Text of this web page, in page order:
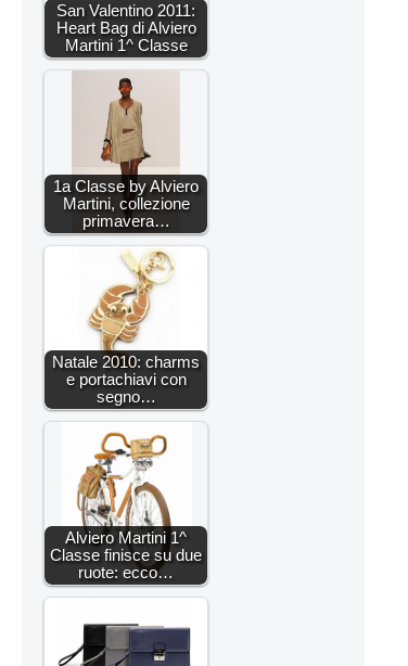
San Valentino 2011:
Heart Bag di Alviero
Martini 1^ Classe
1a Classe by Alviero
Martini, collezione
primavera…
Natale 2010: charms
e portachiavi con
segno…
Alviero Martini 1^
Classe finisce su due
ruote: ecco…